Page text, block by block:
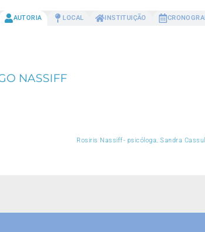
AUTORIA LOCAL INSTITUIÇÃO
NASSIFF
Rosiris Nassiff- psicóloga, Sandra